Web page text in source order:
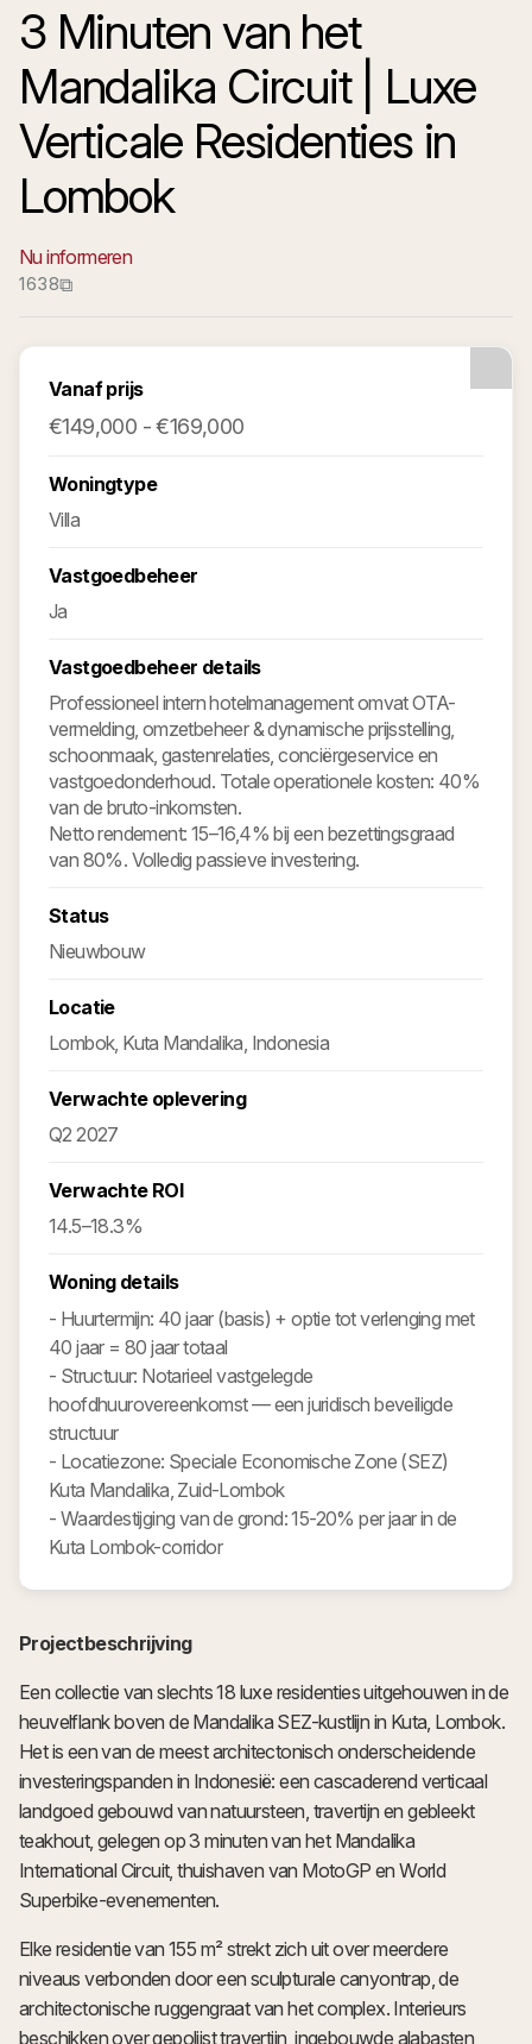
3 Minuten van het
Mandalika Circuit | Luxe
Verticale Residenties in
Lombok
Nu informeren
1638⧉
Vanaf prijs
€149,000 - €169,000
Woningtype
Villa
Vastgoedbeheer
Ja
Vastgoedbeheer details
Professioneel intern hotelmanagement omvat OTA-
vermelding, omzetbeheer & dynamische prijsstelling,
schoonmaak, gastenrelaties, conciërgeservice en
vastgoedonderhoud. Totale operationele kosten: 40%
van de bruto-inkomsten.
Netto rendement: 15–16,4% bij een bezettingsgraad
van 80%. Volledig passieve investering.
Status
Nieuwbouw
Locatie
Lombok, Kuta Mandalika, Indonesia
Verwachte oplevering
Q2 2027
Verwachte ROI
14.5–18.3%
Woning details
- Huurtermijn: 40 jaar (basis) + optie tot verlenging met
40 jaar = 80 jaar totaal
- Structuur: Notarieel vastgelegde
hoofdhuurovereenkomst — een juridisch beveiligde
structuur
- Locatiezone: Speciale Economische Zone (SEZ)
Kuta Mandalika, Zuid-Lombok
- Waardestijging van de grond: 15-20% per jaar in de
Kuta Lombok-corridor
Projectbeschrijving
Een collectie van slechts 18 luxe residenties uitgehouwen in de
heuvelflank boven de Mandalika SEZ-kustlijn in Kuta, Lombok.
Het is een van de meest architectonisch onderscheidende
investeringspanden in Indonesië: een cascaderend verticaal
landgoed gebouwd van natuursteen, travertijn en gebleekt
teakhout, gelegen op 3 minuten van het Mandalika
International Circuit, thuishaven van MotoGP en World
Superbike-evenementen.
Elke residentie van 155 m² strekt zich uit over meerdere
niveaus verbonden door een sculpturale canyontrap, de
architectonische ruggengraat van het complex. Interieurs
beschikken over gepolijst travertijn, ingebouwde alabasten